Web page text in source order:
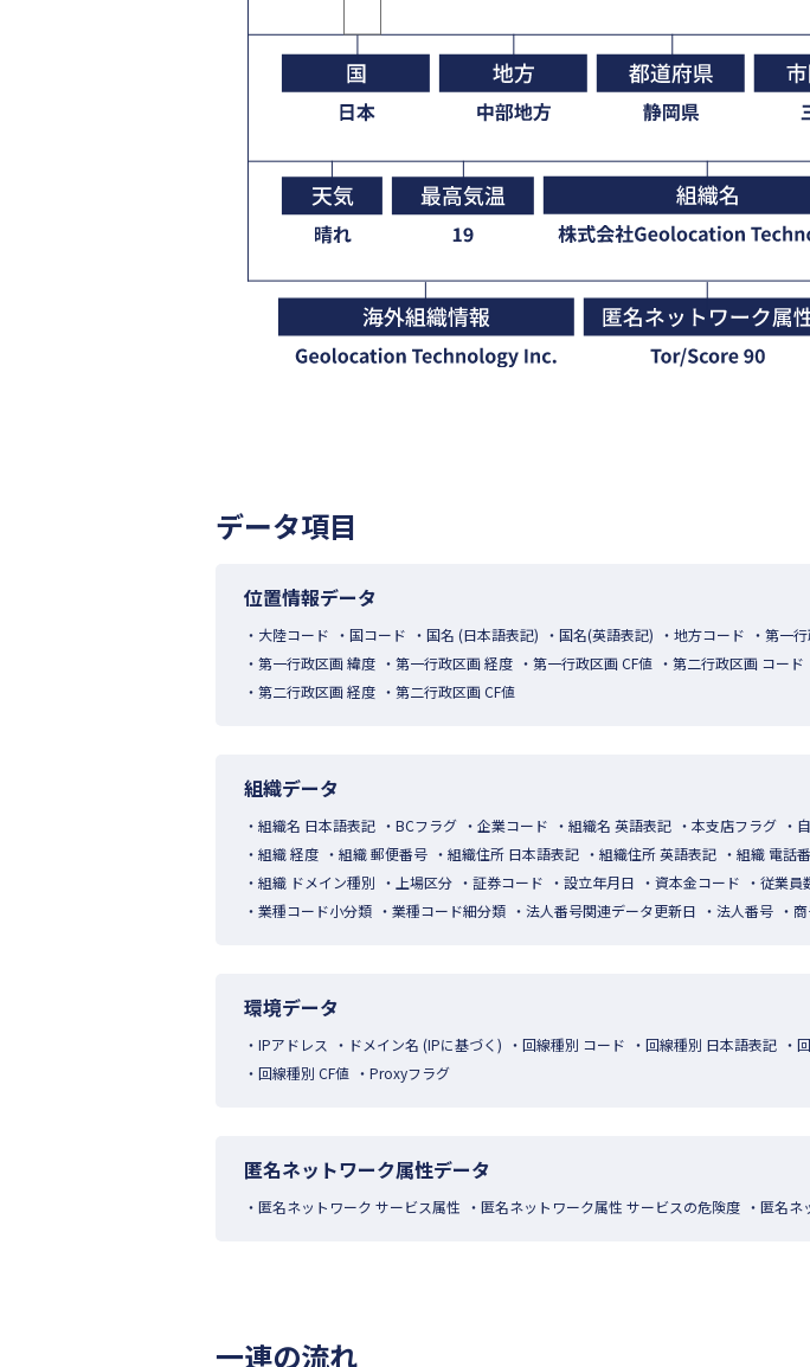
データ項目
位置情報データ
大陸コード 国コード 国名 (日本語表記) 国名(英語表記) 地方コード 第一
第一行政区画 緯度
第一行政区画 経度 第一行政区画 CF値 第二行政区画 コード
第二行政区画 経度
第二行政区画 CF値
組織データ
組織名 日本語表記 BCフラグ 企業コード 組織名 英語表記 本支店フラグ
組織 経度
組織 郵便番号 組織住所 日本語表記 組織住所 英語表記 組織 電話
組織 ドメイン種別
上場区分 証券コード 設立年月日 資本金コード 従業員
業種コード小分類
業種コード細分類 法人番号関連データ更新日 法人番号
環境データ
IPアドレス ドメイン名 (IPに基づく) 回線種別 コード 回線種別 日本語表記
回線種別 CF値
Proxyフラグ
匿名ネットワーク属性データ
匿名ネットワーク サービス属性 匿名ネットワーク属性 サービスの危険度 匿名ネ
一連の流れ